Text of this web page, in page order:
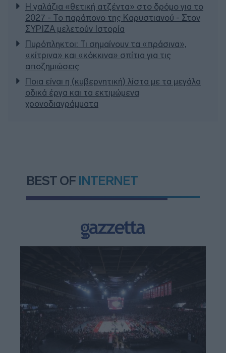
Η γαλάζια «θετική ατζέντα» στο δρόμο για το
2027 - Το παράπονο της Καρυστιανού - Στον
ΣΥΡΙΖΑ μελετούν Ιστορία
Πυρόπληκτοι: Τι σημαίνουν τα «πράσινα»,
«κίτρινα» και «κόκκινα» σπίτια για τις
αποζημιώσεις
Ποια είναι η (κυβερνητική) λίστα με τα μεγάλα
οδικά έργα και τα εκτιμώμενα
χρονοδιαγράμματα
BEST OF INTERNET